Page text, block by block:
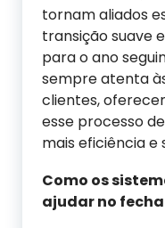
tornam aliados
transição suave
para o ano
sempre atenta
clientes,
esse processo
mais eficiência e
Como os
ajudar no